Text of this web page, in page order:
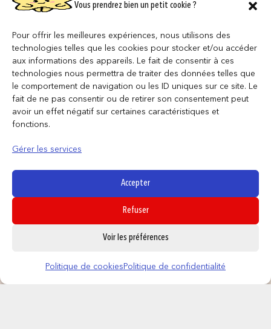
Vous prendrez bien un petit cookie ?
Pour offrir les meilleures expériences, nous utilisons des
technologies telles que les cookies pour stocker et/ou accéder
aux informations des appareils. Le fait de consentir à ces
technologies nous permettra de traiter des données telles que
le comportement de navigation ou les ID uniques sur ce site. Le
fait de ne pas consentir ou de retirer son consentement peut
avoir un effet négatif sur certaines caractéristiques et
fonctions.
Gérer les services
Accepter
Refuser
Voir les préférences
Politique de cookies Politique de confidentialité
NOUS REJOINDRE
F.A.Q
INFORMATIONS LÉGALES
Conditions générales de vente
Politique de cookies
SUIVEZ NOUS